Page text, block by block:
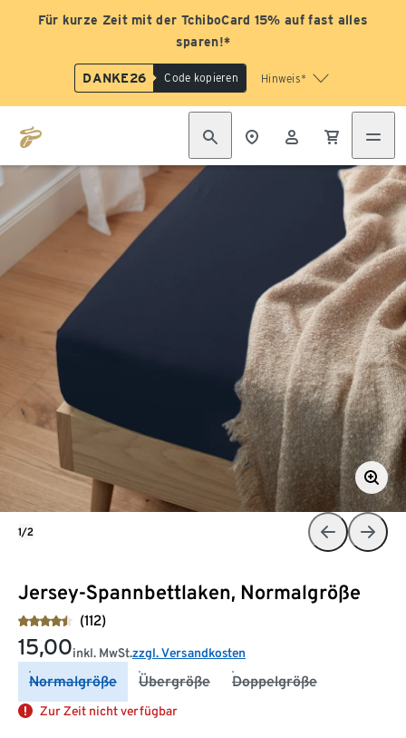
Für kurze Zeit mit der TchiboCard 15% auf fast alles
sparen!*
DANKE26 Code kopieren Hinweis*
Jersey-Spannbettlaken, Normalgröße
(112)
15,00inkl. MwSt.zzgl. Versandkosten
Normalgröße Übergröße Doppelgröße
Zur Zeit nicht verfügbar
1/2